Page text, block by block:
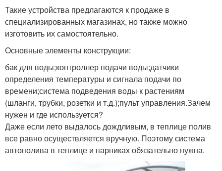
Такие устройства предлагаются к продаже в
специализированных магазинах, но также можно
изготовить их самостоятельно.
Основные элементы конструкции:
бак для воды;контроллер подачи воды;датчики
определения температуры и сигнала подачи по
времени;система подведения воды к растениям
(шланги, трубки, розетки и т.д.);пульт управления.Зачем
нужен и где используется?
Даже если лето выдалось дождливым, в теплице полив
все равно осуществляется вручную. Поэтому система
автополива в теплице и парниках обязательно нужна.